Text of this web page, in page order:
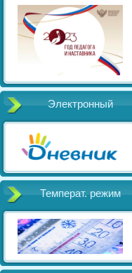
Электронный
Температ. режим